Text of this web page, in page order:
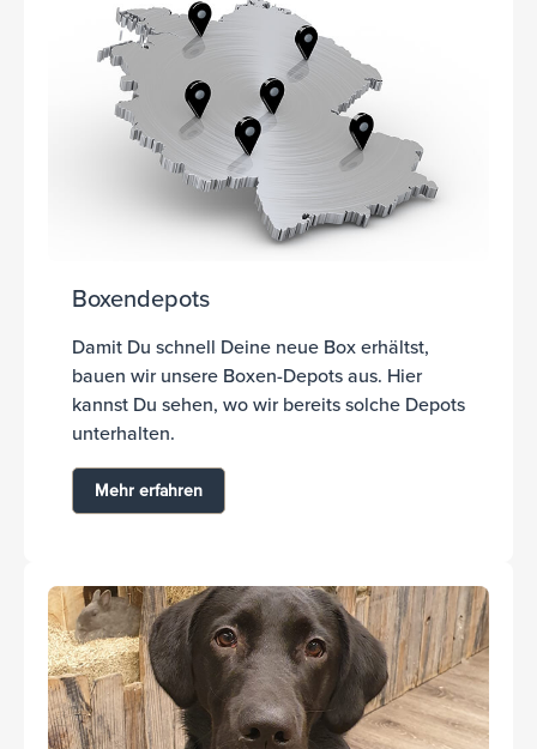
Boxendepots
Damit Du schnell Deine neue Box erhältst,
bauen wir unsere Boxen-Depots aus. Hier
kannst Du sehen, wo wir bereits solche Depots
unterhalten.
Mehr erfahren